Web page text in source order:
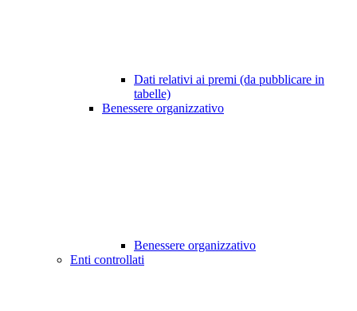
Dati relativi ai premi (da pubblicare in
tabelle)
Benessere organizzativo
Benessere organizzativo
Enti controllati